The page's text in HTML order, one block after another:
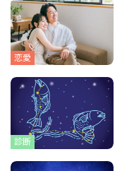
恋愛
診断